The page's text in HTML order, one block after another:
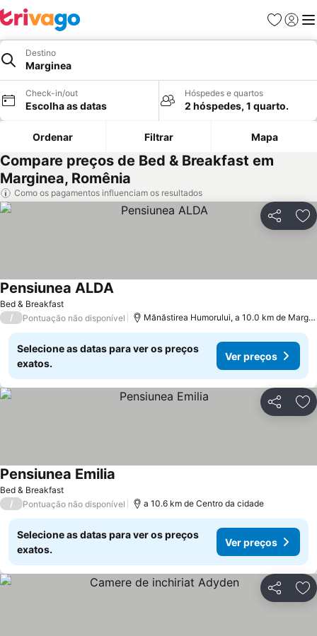
Favoritos
Iniciar
Destino
Marginea
Check-in/out
Escolha as datas
Hóspedes e quartos
2 hóspedes, 1 quarto.
Ordenar Filtrar Mapa
Compare preços de Bed & Breakfast em
Marginea, Romênia
Como os pagamentos influenciam os resultados
Partilhar
Bed & Breakfast
Pensiunea ALDAVer preços
/ Pontuação não disponível Mănăstirea Humorului, a 10.0 km de
Selecione as datas para ver os preços
exatos.
Ver preços
Partilhar
Bed & Breakfast
Pensiunea Emilia
/ Pontuação não disponível a 10.6 km de Centro da cidade
Selecione as datas para ver os preços
exatos.
Ver preços
Partilhar